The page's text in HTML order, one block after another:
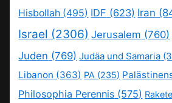
Hisbollah (495) IDF (623) Iran
Israel (2306) Jerusalem (760)
Juden (769) Judäa und Samaria
Libanon (363) PA (235)
Philosophia Perennis (575)